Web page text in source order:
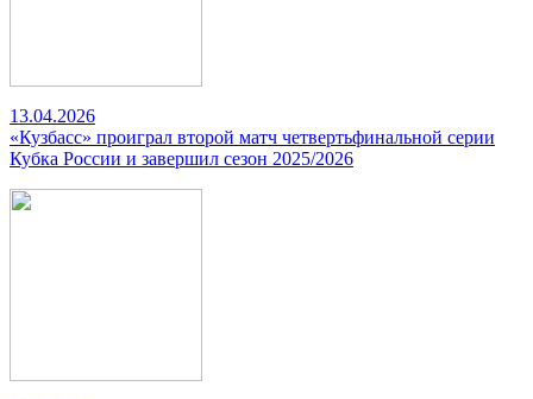
13.04.2026
«Кузбасс» проиграл второй матч четвертьфинальной серии
Кубка России и завершил сезон 2025/2026